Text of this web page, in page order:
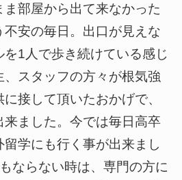
部屋から出て来なかった
不安の毎日。出口が見えな
1人で歩き続けている感じ
スタッフの方々が根気強
接して頂いたおかげで、
来ました。今では毎日高卒
学にも行く事が出来まし
ならない時は、専門の方に